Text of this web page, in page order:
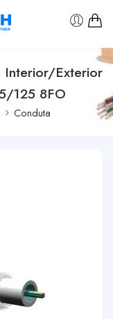
Interior/Exterior
125 8FO
Conduta